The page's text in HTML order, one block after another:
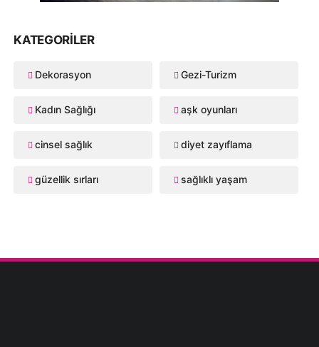
KATEGORILER
Dekorasyon Gezi-Turizm
Kadın Sağlığı aşk oyunları
cinsel sağlık diyet zayıflama
güzellik sırları sağlıklı yaşam